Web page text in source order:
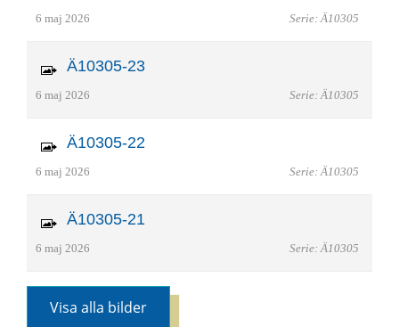
6 maj 2026 Serie: Ä10305
Ä10305-23
6 maj 2026 Serie: Ä10305
Ä10305-22
6 maj 2026 Serie: Ä10305
Ä10305-21
6 maj 2026 Serie: Ä10305
Visa alla bilder